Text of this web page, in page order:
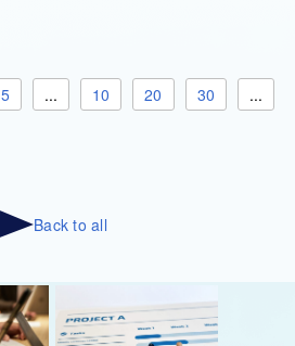
5 ... 10 20 30 ...
Back to all